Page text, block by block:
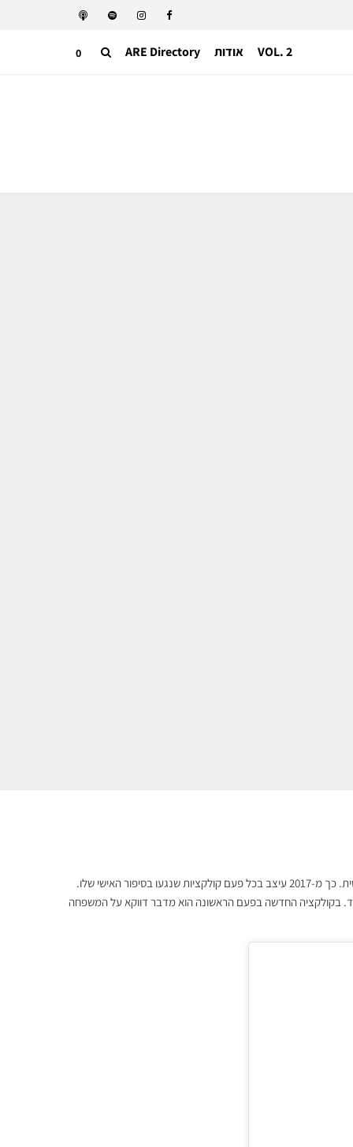
VOL. 2 אודות ARE Directory
0
מהרגע שייסד את המותג שלו, לודוויג דה סן סרנה הבטיח שייצר אופנה ריאליסטית. כך מ-2017 עיצב בכל פעם קולקציות שנגעו בסיפור האישי שלו.
בקולקציה החדשה בפעם הראשונה הוא מדבר דווקא על המשפחה